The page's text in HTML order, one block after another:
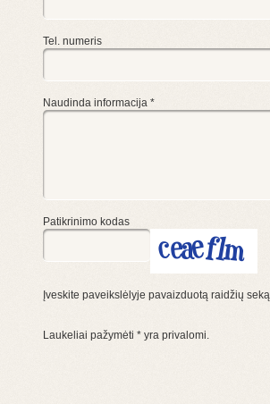
Tel. numeris
Naudinda informacija *
Patikrinimo kodas
Įveskite paveikslėlyje pavaizduotą raidžių seką.
Laukeliai pažymėti * yra privalomi.